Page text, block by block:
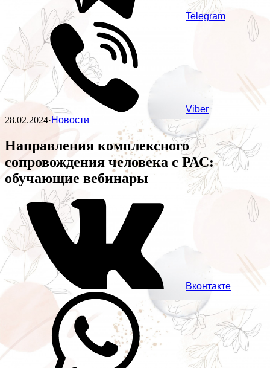
Telegram
Viber
28.02.2024·Новости
Направления комплексного
сопровождения человека с РАС:
обучающие вебинары
Вконтакте